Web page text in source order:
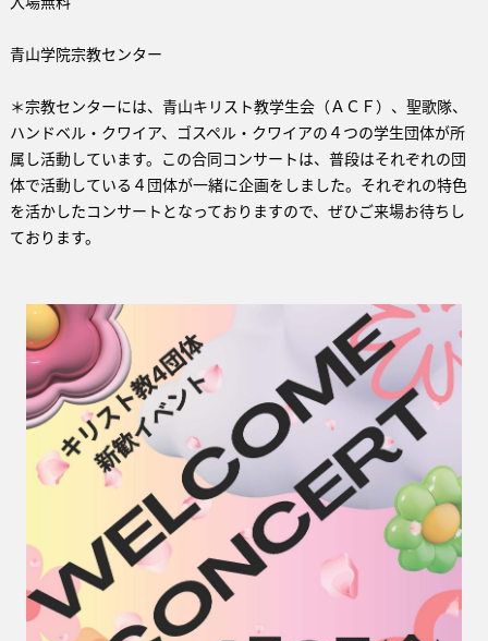
青山学院宗教センター
＊宗教センターには、青山キリスト教学生会（ＡＣＦ）、聖歌隊、
ハンドベル・クワイア、ゴスペル・クワイアの４つの学生団体が所
属し活動しています。この合同コンサートは、普段はそれぞれの団
体で活動している４団体が一緒に企画をしました。それぞれの特色
を活かしたコンサートとなっておりますので、ぜひご来場お待ちし
ております。